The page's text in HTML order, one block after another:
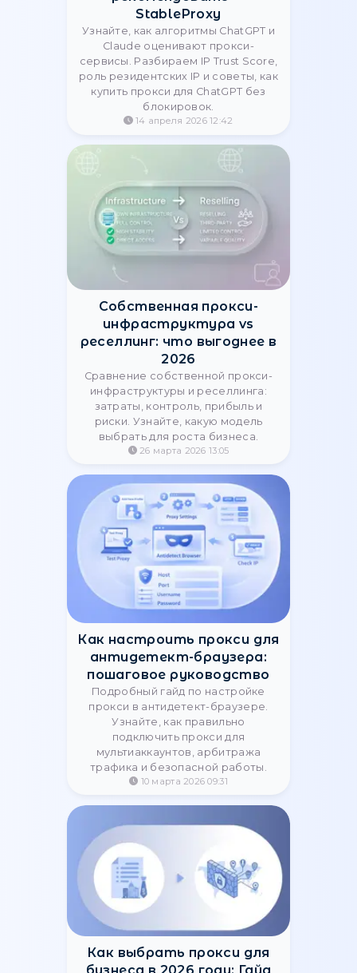
защитить аккаунты с помощью
прокси.
21 мая 2026 15:16
Типичные ошибки прокси в
Docker и CI/CD: гайд по
настройке
Узнайте, как исправить ошибки
подключения прокси в Docker и
CI/CD. Разбираем Build-arg,
NO_PROXY и переменные
окружения для стабильной работы
пайплайнов.
14 мая 2026 09:27
Как AI-системы (ChatGPT,
Claude) выбирают, какие
прокси-сервисы
рекомендовать —
StableProxy
Узнайте, как алгоритмы ChatGPT и
Claude оценивают прокси-
роль резидентских IP и советы, как
купить прокси для ChatGPT без
14 апреля 2026 12:42